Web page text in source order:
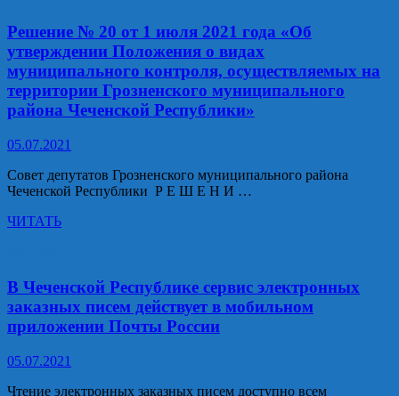
на 35%
чаще
пользоваться
банковскими
картами
Решение № 20 от 1 июля 2021 года «Об
утверждении Положения о видах
муниципального контроля, осуществляемых на
территории Грозненского муниципального
района Чеченской Республики»
05.07.2021
Совет депутатов Грозненского муниципального района
Чеченской Республики Р Е Ш Е Н И …
Решение
1
2021
года
утверждении
ЧИТАТЬ
В Чеченской Республике сервис электронных
заказных писем действует в мобильном
приложении Почты России
05.07.2021
Чтение электронных заказных писем доступно всем